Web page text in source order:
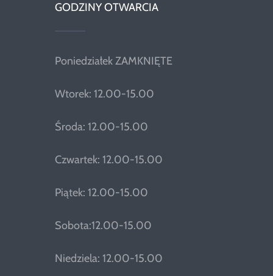
GODZINY OTWARCIA
Poniedziałek ZAMKNIĘTE
Wtorek: 12.00-15.00
Środa: 12.00-15.00
Czwartek: 12.00-15.00
Piątek: 12.00-15.00
Sobota:12.00-15.00
Niedziela: 12.00-15.00